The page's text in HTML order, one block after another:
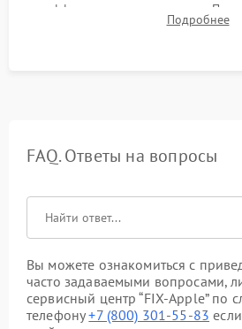
эффективности охлаждения.
микрофона и всех портов перед
Подробнее
FAQ. Ответы на вопросы
Вы можете ознакомиться с
часто задаваемыми вопросами,
сервисный центр “FIX-Apple” по
телефону+7 (800) 301-55-83